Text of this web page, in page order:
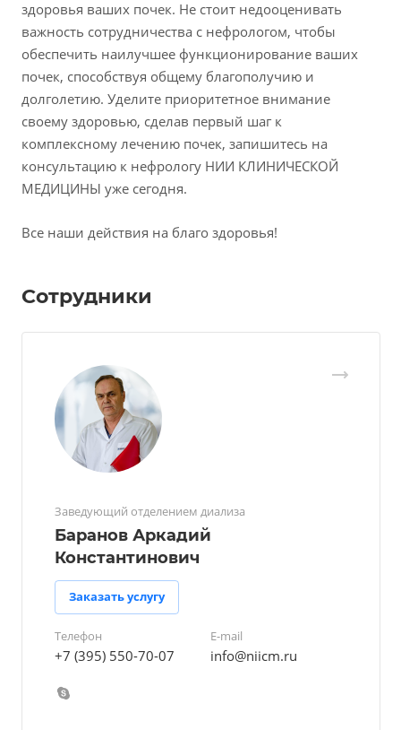
здоровья ваших почек. Не стоит недооценивать
важность сотрудничества с нефрологом, чтобы
обеспечить наилучшее функционирование ваших
почек, способствуя общему благополучию и
долголетию. Уделите приоритетное внимание
своему здоровью, сделав первый шаг к
комплексному лечению почек, запишитесь на
консультацию к нефрологу НИИ КЛИНИЧЕСКОЙ
МЕДИЦИНЫ уже сегодня.
Все наши действия на благо здоровья!
Сотрудники
Заведующий отделением диализа
Баранов Аркадий
Константинович
Заказать услугу
Телефон
+7 (395) 550-70-07
E-mail
info@niicm.ru